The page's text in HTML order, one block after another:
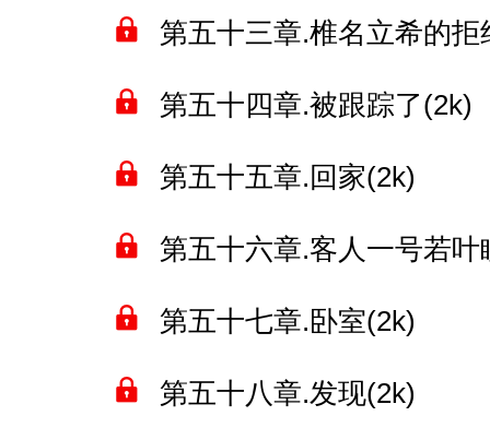
第五十三章.椎名立希的拒
第五十四章.被跟踪了(2k)
第五十五章.回家(2k)
第五十六章.客人一号若叶
第五十七章.卧室(2k)
第五十八章.发现(2k)